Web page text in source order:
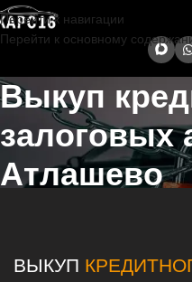
Перейти к навигации
Перейти к основному
Выкуп
залоговых
Атлашево
ВЫКУП